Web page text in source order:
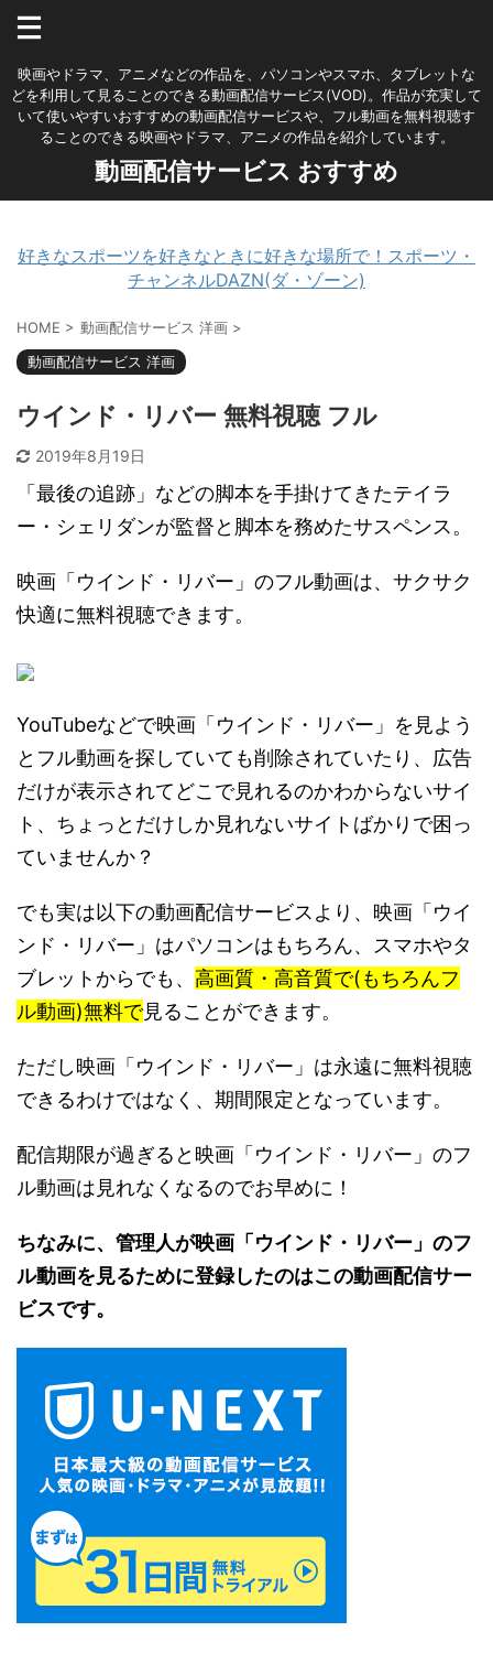
映画やドラマ、アニメなどの作品を、パソコンやスマホ、タブレットな
どを利用して見ることのできる動画配信サービス(VOD)。作品が充実して
いて使いやすいおすすめの動画配信サービスや、フル動画を無料視聴す
ることのできる映画やドラマ、アニメの作品を紹介しています。
動画配信サービス おすすめ
好きなスポーツを好きなときに好きな場所で！スポーツ・
チャンネルDAZN(ダ・ゾーン)
HOME > 動画配信サービス 洋画 >
動画配信サービス 洋画
ウインド・リバー 無料視聴 フル
2019年8月19日
「最後の追跡」などの脚本を手掛けてきたテイラ
ー・シェリダンが監督と脚本を務めたサスペンス。
映画「ウインド・リバー」のフル動画は、サクサク
快適に無料視聴できます。
YouTubeなどで映画「ウインド・リバー」を見よう
とフル動画を探していても削除されていたり、広告
だけが表示されてどこで見れるのかわからないサイ
ト、ちょっとだけしか見れないサイトばかりで困っ
ていませんか？
でも実は以下の動画配信サービスより、映画「ウイ
ンド・リバー」はパソコンはもちろん、スマホやタ
ブレットからでも、 高画質・高音質で(もちろんフ
ル動画)無料で見ることができます。
ただし映画「ウインド・リバー」は永遠に無料視聴
できるわけではなく、期間限定となっています。
配信期限が過ぎると映画「ウインド・リバー」のフ
ル動画は見れなくなるのでお早めに！
ちなみに、管理人が映画「ウインド・リバー」のフ
ル動画を見るために登録したのはこの動画配信サー
ビスです。